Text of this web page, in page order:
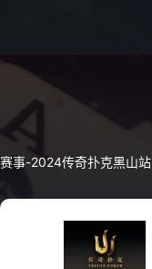
赛事-2024传奇扑克黑山站